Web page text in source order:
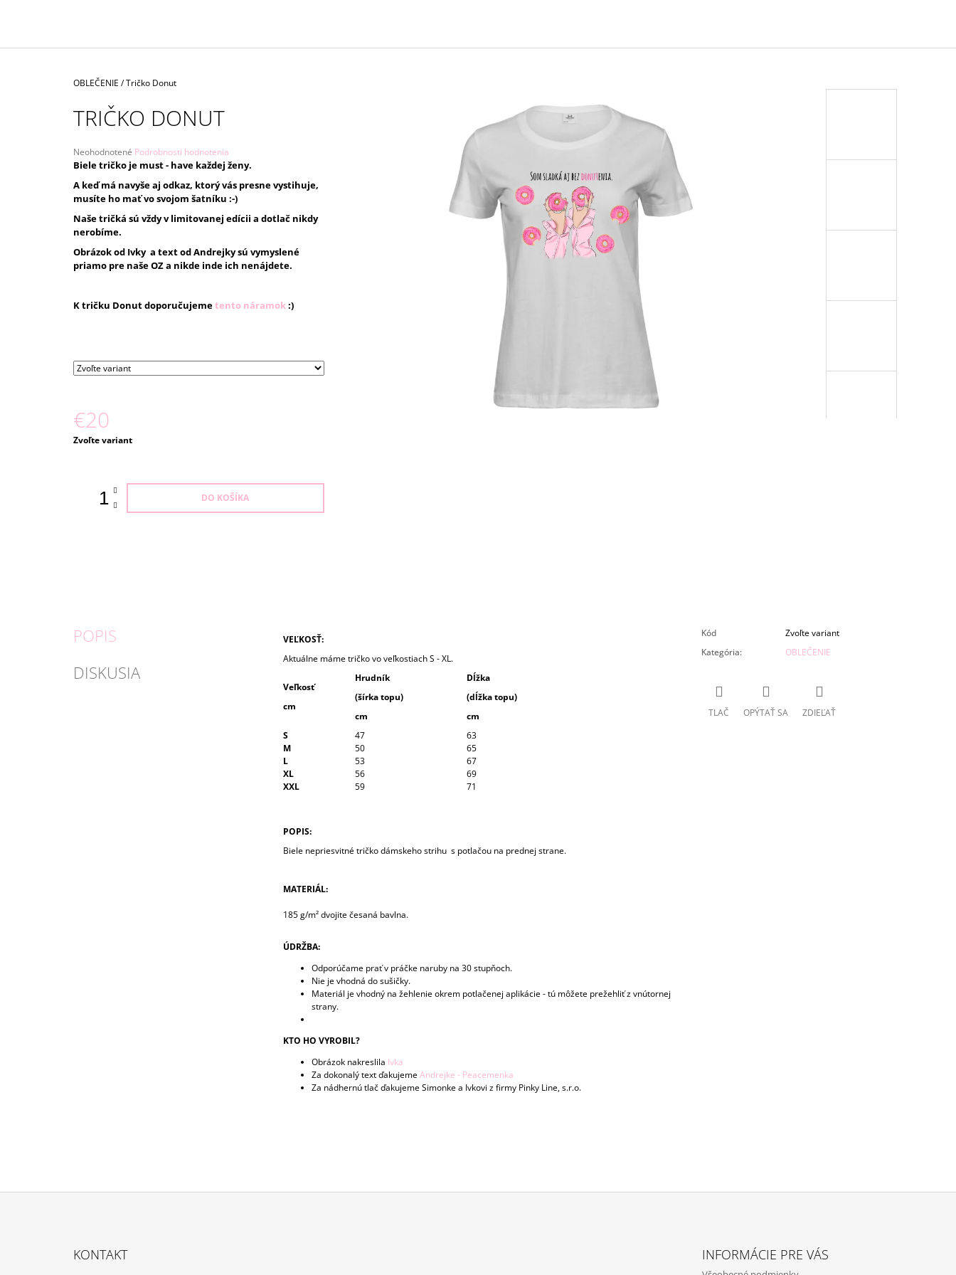
Domov
OBLEČENIE /Tričko Donut
TRIČKO DONUT
Priemerné
hodnotenie
je
0,0
z
5
Neohodnotené Podrobnosti hodnotenia
Biele tričko je must - have každej ženy.
A keď má navyše aj odkaz, ktorý vás presne vystihuje,
musíte ho mať vo svojom šatníku :-)
Naše tričká sú vždy v limitovanej edícii a dotlač nikdy
nerobíme.
Obrázok od Ivky a text od Andrejky sú vymyslené
priamo pre naše OZ a nikde inde ich nenájdete.
K tričku Donut doporučujemetento náramok:)
€20
Jednotková
Zvoľte variant
DO KOŠÍKA
POPIS
DISKUSIA
VEĽKOSŤ:
Aktuálne máme tričko vo veľkostiach S - XL.
Veľkosť
cm
Hrudník
(šírka topu)
cm
Dĺžka
(dĺžka topu)
cm
S
47
63
M
50
65
L
53
67
XL
56
69
XXL
59 71
POPIS:
Biele nepriesvitné tričko dámskeho strihu s potlačou na prednej strane.
MATERIÁL:
185 g/m² dvojite česaná bavlna.
ÚDRŽBA:
Odporúčame prať v práčke naruby na 30 stupňoch.
Nie je vhodná do sušičky.
Materiál je vhodný na žehlenie okrem potlačenej aplikácie - tú môžete prežehliť z vnútornej
strany.
KTO HO VYROBIL?
Obrázok nakreslila Ivka
Za dokonalý text ďakujemeAndrejke - Peacemenka
Za nádhernú tlač ďakujeme Simonke a Ivkovi z firmy Pinky Line, s.r.o.
Kód
Zvoľte variant
Kategória: OBLEČENIE
TLAČ OPÝTAŤ SA ZDIEĽAŤ
KONTAKT INFORMÁCIE PRE VÁS